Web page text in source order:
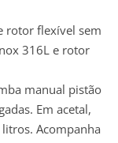
rotor flexível sem
316L e rotor
manual pistão
Em acetal,
Acompanha